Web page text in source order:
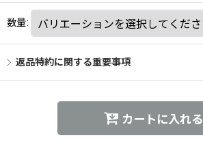
数量:
返品特約に関する重要事項
カートに入れる